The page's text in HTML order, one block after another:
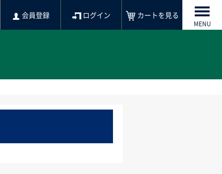
会員登録 ログイン カートを見る
MENU